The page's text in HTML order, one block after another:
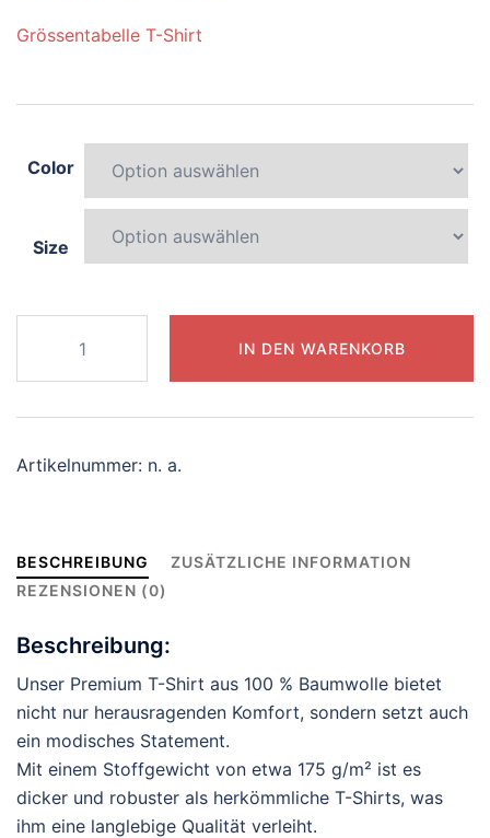
Grössentabelle T-Shirt
Color
Size
dolphin
Menge
IN DEN WARENKORB
Artikelnummer: n. a.
BESCHREIBUNG
ZUSÄTZLICHE INFORMATION
REZENSIONEN (0)
Beschreibung:
Unser Premium T-Shirt aus 100 % Baumwolle bietet
nicht nur herausragenden Komfort, sondern setzt auch
ein modisches Statement.
Mit einem Stoffgewicht von etwa 175 g/m² ist es
dicker und robuster als herkömmliche T-Shirts, was
ihm eine langlebige Qualität verleiht.